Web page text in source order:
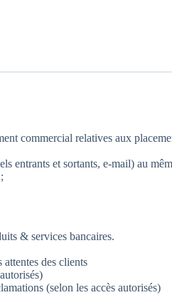
commercial relatives aux
entrants et sortants, e-mail) au
& services bancaires.
attentes des clients
(selon les accès autorisés)